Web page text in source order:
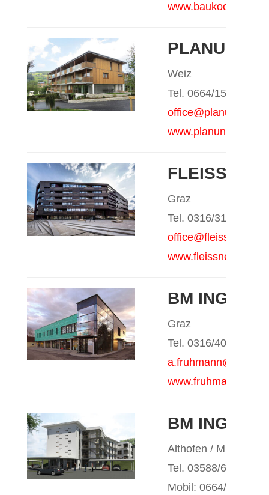
www.baukoord.co
Weiz
Tel. 0664/1528610
FLEISSNER
Graz
Tel. 0316/319900
office@fleissner-
www.fleissner-
BM ING.
Graz
Tel. 0316/407940
www.fruhmann.or.at
BM ING.
Althofen / Murau
Tel. 03588/65988
Mobil: 0664/157 66